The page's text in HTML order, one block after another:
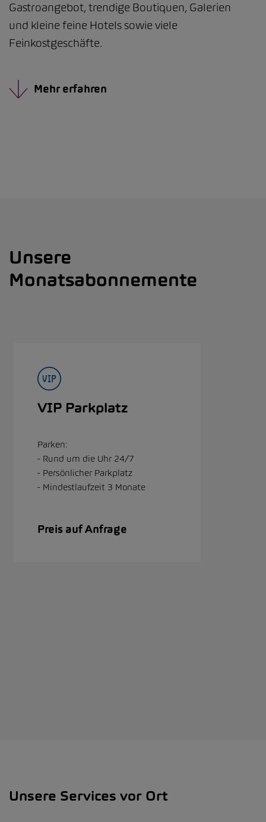
Gastroangebot, trendige Boutiquen, Galerien
und kleine feine Hotels sowie viele
Feinkostgeschäfte.
Mehr erfahren
Unsere
Monatsabonnemente
VIP Parkplatz
Parken:
- Rund um die Uhr 24/7
- Persönlicher Parkplatz
- Mindestlaufzeit 3 Monate
Preis auf Anfrage
Unsere Services vor Ort